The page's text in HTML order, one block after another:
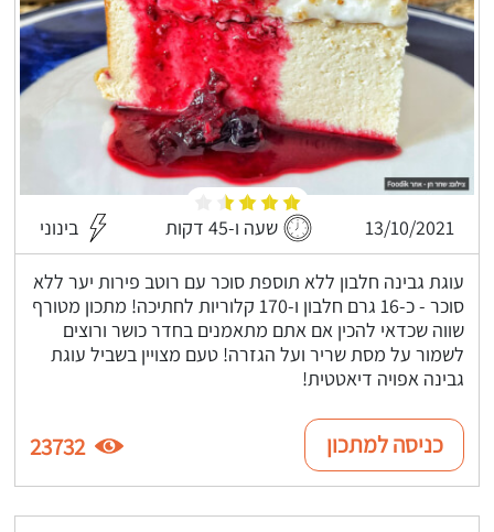
13/10/2021 שעה ו-45 דקות בינוני
עוגת גבינה חלבון ללא תוספת סוכר עם רוטב פירות יער ללא
סוכר - כ-16 גרם חלבון ו-170 קלוריות לחתיכה! מתכון מטורף
שווה שכדאי להכין אם אתם מתאמנים בחדר כושר ורוצים
לשמור על מסת שריר ועל הגזרה! טעם מצויין בשביל עוגת
גבינה אפויה דיאטטית!
כניסה למתכון 23732